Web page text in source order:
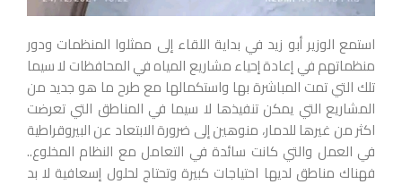
استمع الوزير أبو زيد في بداية اللقاء إلى ممثلوا المنظمات ودور
منظماتهم في إعادة إحياء مشاريع المياه في المحافظات لا سيما
تلك التي تمت المباشرة بها واستكمالها مع طرح ما هو جديد من
المشاريع التي يمكن تنفيذها لا سيما في المناطق التي تعرضت
اكثر من غيرها للدمار، منوهين إلى ضرورة الابتعاد عن البيروقراطية
في العمل والتي كانت سائدة في التعامل مع النظام المخلوع..
فهناك مناطق لديها احتياجات كبيرة وتحتاج لحلول إسعافية لا بد